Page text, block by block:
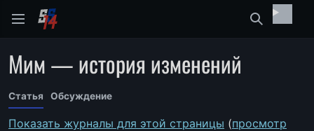
Найти
Мим — история изменений
Статья Обсуждение
Показать журналы для этой страницы (просмотр